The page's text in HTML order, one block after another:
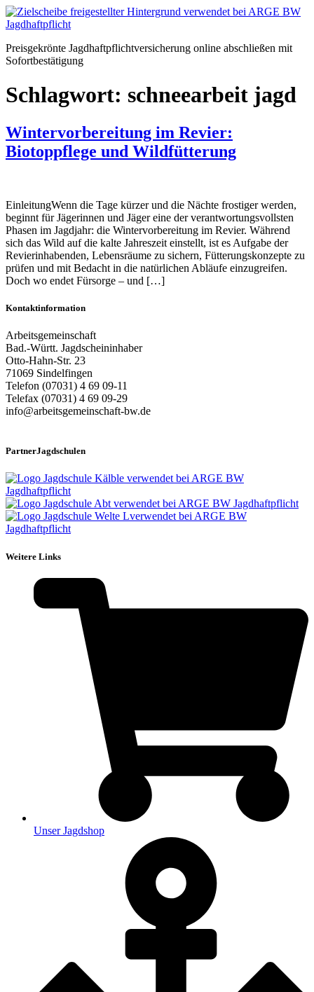
Zum
Inhalt
Preisgekrönte Jagdhaftpflichtversicherung online abschließen mit
Sofortbestätigung
Schlagwort: schneearbeit jagd
Wintervorbereitung im Revier:
Biotoppflege und Wildfütterung
EinleitungWenn die Tage kürzer und die Nächte frostiger werden,
beginnt für Jägerinnen und Jäger eine der verantwortungsvollsten
Phasen im Jagdjahr: die Wintervorbereitung im Revier. Während
sich das Wild auf die kalte Jahreszeit einstellt, ist es Aufgabe der
Revierinhabenden, Lebensräume zu sichern, Fütterungskonzepte zu
prüfen und mit Bedacht in die natürlichen Abläufe einzugreifen.
Doch wo endet Fürsorge – und […]
Kontaktinformation
Arbeitsgemeinschaft
Bad.-Württ. Jagdscheininhaber
Otto-Hahn-Str. 23
71069 Sindelfingen
Telefon (07031) 4 69 09-11
Telefax (07031) 4 69 09-29
info@arbeitsgemeinschaft-bw.de
PartnerJagdschulen
Weitere Links
Unser Jagdshop